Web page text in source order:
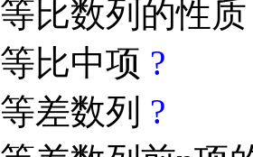
等比数列的性
等比中项 ?
等差数列 ?